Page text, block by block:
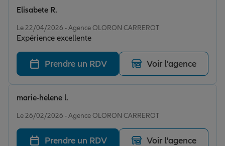
Le 22/04/2026 - Agence OLORON CARREROT
Expérience excellente
Elisabete R.
Prendre un RDV Voir l'agence
Le 26/02/2026 - Agence OLORON CARREROT
marie-helene l.
Prendre un RDV Voir l'agence